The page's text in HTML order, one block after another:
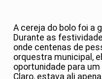
A cereja do bolo foi a
Durante as
onde centenas de
orquestra municipal,
oportunidade para
Claro, estava ali